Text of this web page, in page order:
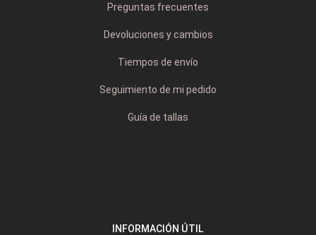
Preguntas frecuentes
Devoluciones y cambios
Tiempos de envío
Seguimiento de mi pedido
Guía de tallas
INFORMACIÓN ÚTIL